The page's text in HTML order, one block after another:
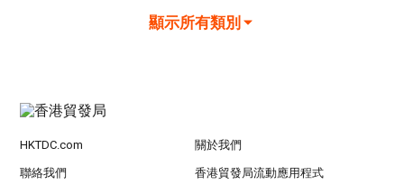
顯示所有類別
HKTDC.com 關於我們
聯絡我們 香港貿發局流動應用程式